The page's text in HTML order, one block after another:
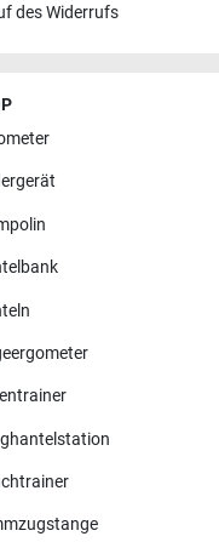
des Widerrufs